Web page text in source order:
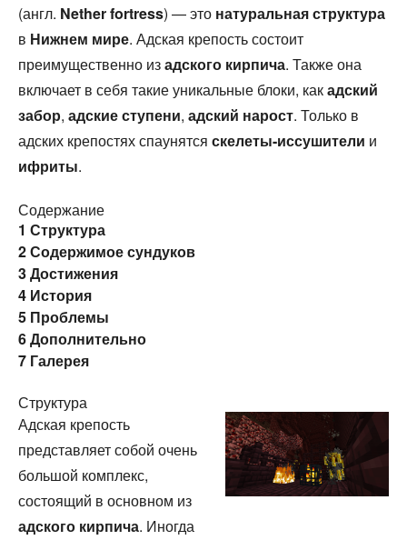
(англ. Nether fortress) — это натуральная структура
в Нижнем мире. Адская крепость состоит
преимущественно изадского кирпича. Также она
включает в себя такие уникальные блоки, какадский
забор, адские ступени, адский нарост. Только в
адских крепостях спаунятся скелеты-иссушители и
ифриты.
Содержание
1 Структура
2Содержимое сундуков
3Достижения
4 История
5 Проблемы
6Дополнительно
7 Галерея
Структура
Адская крепость
представляет собой очень
большой комплекс,
состоящий в основном из
адского кирпича. Иногда